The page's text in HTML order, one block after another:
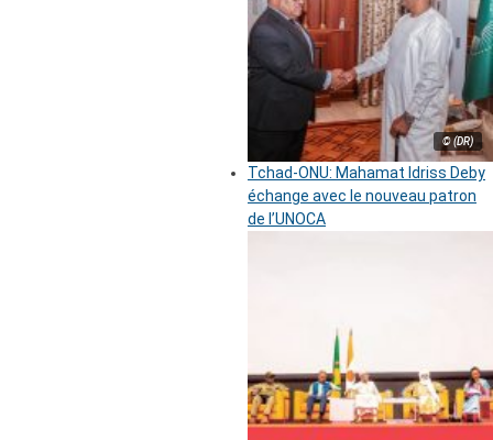
© (DR)
Tchad-ONU: Mahamat Idriss Deby
échange avec le nouveau patron
de l’UNOCA